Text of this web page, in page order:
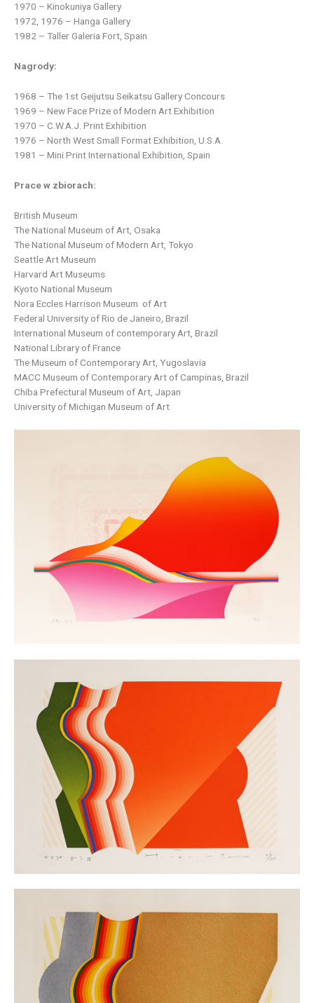
1970 – Kinokuniya Gallery
1972, 1976 – Hanga Gallery
1982 – Taller Galeria Fort, Spain
Nagrody:
1968 – The 1st Geijutsu Seikatsu Gallery Concours
1969 – New Face Prize of Modern Art Exhibition
1970 – C.W.A.J. Print Exhibition
1976 – North West Small Format Exhibition, U.S.A.
1981 – Mini Print International Exhibition, Spain
Prace w zbiorach:
British Museum
The National Museum of Art, Osaka
The National Museum of Modern Art, Tokyo
Seattle Art Museum
Harvard Art Museums
Kyoto National Museum
Nora Eccles Harrison Museum of Art
Federal University of Rio de Janeiro, Brazil
International Museum of contemporary Art, Brazil
National Library of France
The Museum of Contemporary Art, Yugoslavia
MACC Museum of Contemporary Art of Campinas, Brazil
Chiba Prefectural Museum of Art, Japan
University of Michigan Museum of Art